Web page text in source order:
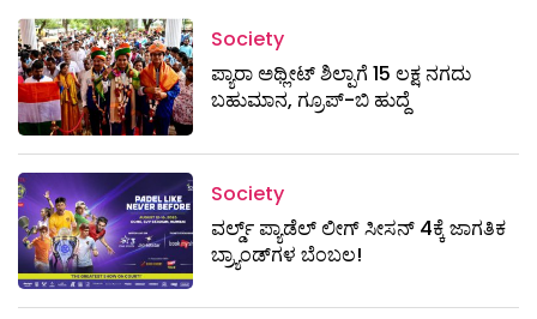
Society
ಪ್ಯಾರಾ ಅಥ್ಲೀಟ್ ಶಿಲ್ಪಾಗೆ 15 ಲಕ್ಷ ನಗದು
ಬಹುಮಾನ, ಗ್ರೂಪ್-ಬಿ ಹುದ್ದೆ
Society
ವರ್ಲ್ಡ್ ಪ್ಯಾಡೆಲ್ ಲೀಗ್ ಸೀಸನ್ 4ಕ್ಕೆ ಜಾಗತಿಕ
ಬ್ರ್ಯಾಂಡ್‌ಗಳ ಬೆಂಬಲ!